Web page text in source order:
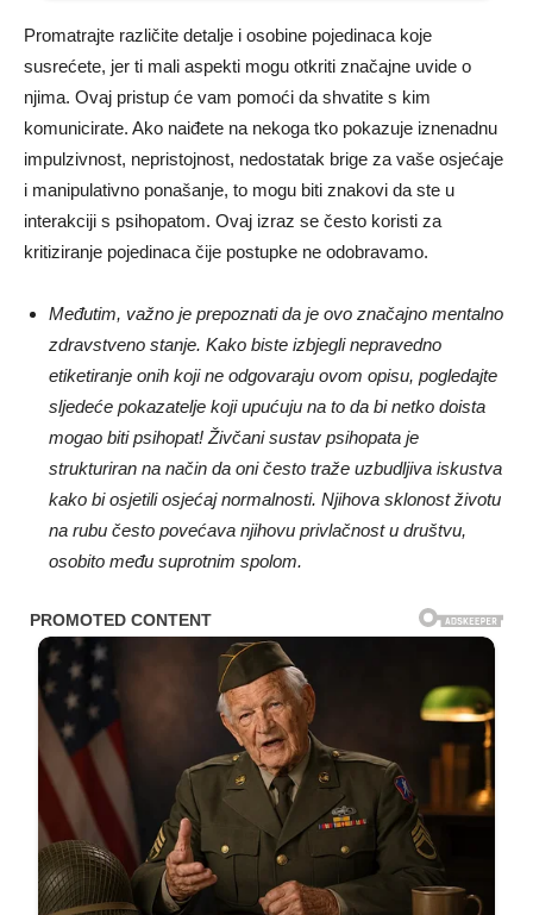
Promatrajte različite detalje i osobine pojedinaca koje
susrećete, jer ti mali aspekti mogu otkriti značajne uvide o
njima. Ovaj pristup će vam pomoći da shvatite s kim
komunicirate. Ako naiđete na nekoga tko pokazuje iznenadnu
impulzivnost, nepristojnost, nedostatak brige za vaše osjećaje
i manipulativno ponašanje, to mogu biti znakovi da ste u
interakciji s psihopatom. Ovaj izraz se često koristi za
kritiziranje pojedinaca čije postupke ne odobravamo.
Međutim, važno je prepoznati da je ovo značajno mentalno
zdravstveno stanje. Kako biste izbjegli nepravedno
etiketiranje onih koji ne odgovaraju ovom opisu, pogledajte
sljedeće pokazatelje koji upućuju na to da bi netko doista
mogao biti psihopat! Živčani sustav psihopata je
strukturiran na način da oni često traže uzbudljiva iskustva
kako bi osjetili osjećaj normalnosti. Njihova sklonost životu
na rubu često povećava njihovu privlačnost u društvu,
osobito među suprotnim spolom.